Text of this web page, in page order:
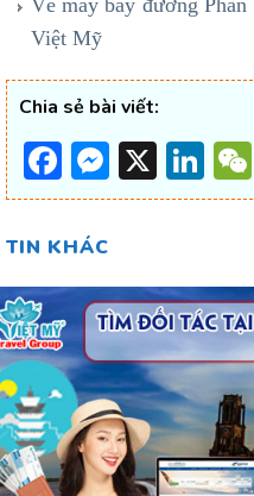
Vé máy bay đường
Việt Mỹ
Chia sẻ bài viết:
Facebook
X
TIN KHÁC